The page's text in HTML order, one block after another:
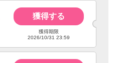
獲得する
獲得期限
2026/10/31 23:59